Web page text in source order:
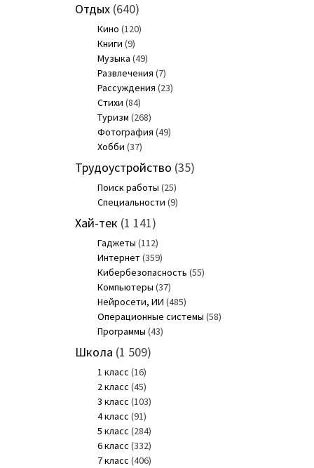
Отдых(640)
Кино (120)
Книги (9)
Музыка (49)
Развлечения (7)
Рассуждения (23)
Стихи (84)
Туризм (268)
Фотография (49)
Хобби (37)
Трудоустройство (35)
Поиск работы (25)
Специальности (9)
Хай-тек (1 141)
Гаджеты (112)
Интернет(359)
Кибербезопасность (55)
Компьютеры (37)
Нейросети, ИИ (485)
Операционные системы (58)
Программы (43)
Школа (1 509)
1 класс (16)
2 класс (45)
3 класс (103)
4 класс (91)
5 класс (284)
6 класс (332)
7 класс (406)